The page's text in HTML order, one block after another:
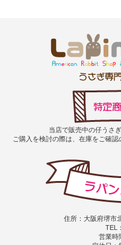
当店で販売中の仔うさ
ご購入を検討の際は、在庫をご確認
住所：大阪府堺市
TEL
営業時